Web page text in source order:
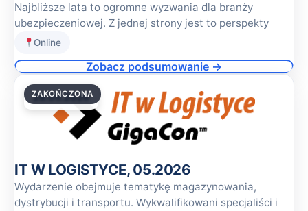
Najbliższe lata to ogromne wyzwania dla branży
ubezpieczeniowej. Z jednej strony jest to perspekty
Online
Zobacz podsumowanie →
28.05.2026
ZAKOŃCZONA
IT W LOGISTYCE, 05.2026
Wydarzenie obejmuje tematykę magazynowania,
dystrybucji i transportu. Wykwalifikowani specjaliści i